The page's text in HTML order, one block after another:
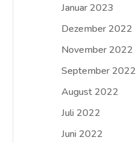
Januar 2023
Dezember 2022
November 2022
September 2022
August 2022
Juli 2022
Juni 2022